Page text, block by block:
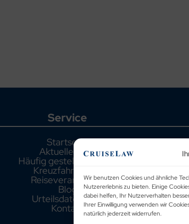
Wir benutzen Cookies und ähnliche
Nutzererlebnis zu bieten. Einige
dabei helfen, Ihr Nutzerverhalten
Ihrer Einwilligung verwenden wir
natürlich jederzeit widerrufen.
Service
Startseite
Aktuelle Fälle
Häufig gestellte Fragen
Kreuzfahrthäfen
Reiseveranstalter
Blog
Urteilsdatenbank
Kontakt